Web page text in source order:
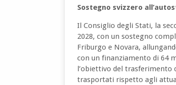
Sostegno svizzero
Il Consiglio degli Stati, la
2028, con un sostegno
Friburgo e Novara,
con un finanziamento di 64
l’obiettivo del trasferimento
trasportati rispetto agli